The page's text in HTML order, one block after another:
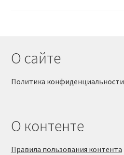
О сайте
Политика конфиденциальности
О контенте
Правила пользования контента